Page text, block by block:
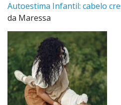
Autoestima Infantil: cabelo
da Maressa